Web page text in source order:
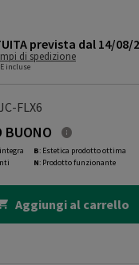
prevista dal 14/08/
di spedizione
incluse
FLX6
BUONO
B: Estetica prodotto ottima
N: Prodotto funzionante
Aggiungi al carrello